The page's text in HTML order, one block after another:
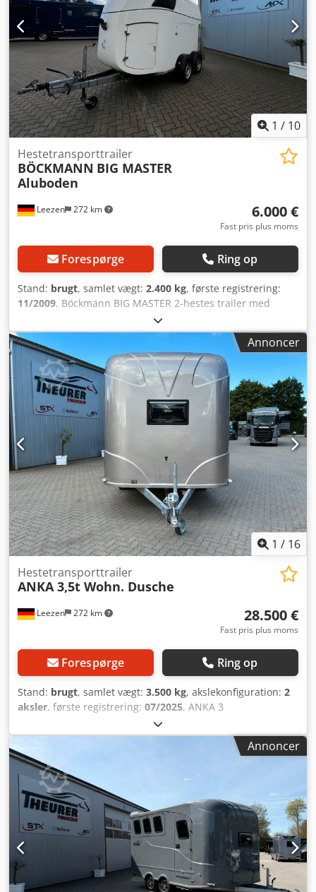
med Richard Theurer eller Andreas Theurer.
1 / 10
Leezen 272 km
Hestetransporttrailer
BÖCKMANN BIG MASTER
Aluboden
6.000 €
Fast pris plus moms
Forespørge Ring op
Stand: brugt, samlet vægt: 2.400 kg, første registrering:
11/2009, Böckmann BIG MASTER 2-hestes trailer med
sadelrum, Totalvægt: 2.400 kg Sadelrum, aluminiumsbund
og meget mere. Der tages forbehold for fejl og ændringer.
* NETTOSALG MULIGT * TOP leasingtilbud muligt * STRAKS
TILGÆNGELIG Placering og besigtigelse af vores køretøjer:
STX HORSETRUCKS GERMANY Hamburgerstrasse 61 23816
Leezen Codpfx Acexlmkwodjrf Salg og service af alle
fabrikater inden for hestetransportere og trailere. Venligst
aftal tid på forhånd til besigtigelse hos Richard Theurer
eller Andreas Theurer
Annoncer
1 / 16
Leezen 272 km
Hestetransporttrailer
ANKA 3,5t Wohn. Dusche
28.500 €
Fast pris plus moms
Forespørge Ring op
Stand: brugt, samlet vægt: 3.500 kg, akslekonfiguration: 2
aksler, første registrering: 07/2025, ANKA 3
hesteanhænger med bolig, bruser Totalvægt: 3.500 kg
Aluminiumsbund, 2 senge, fuldt udstyret bolig,
siddegruppe, med bruser, køleskab, mikroovn, håndvask,
udstillingsvindue, elektrisk varme. Leveres efter ønske i
alle specialfarver, TV, TÜV-godkendelse og overførsel inden
for Tyskland. Ændringer og fejl forbeholdes. * NETTOSALG
MULIGT. * TOP leasingtilbud muligt. Cjdpjw Er Htofx Acdorf
Placering og fremvisning af vores køretøjer: STX
HORSETRUCKS GERMANY Hamburgerstrasse 65 23816
Leezen Salg og service af alle fabrikater inden for
hestetransportere og trailere. Venligst aftal tid på forhånd
ved Richard Theurer eller Andreas Theurer
Annoncer